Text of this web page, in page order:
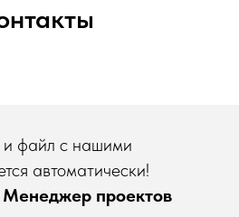
файл с нашими
автоматически!
Менеджер проектов